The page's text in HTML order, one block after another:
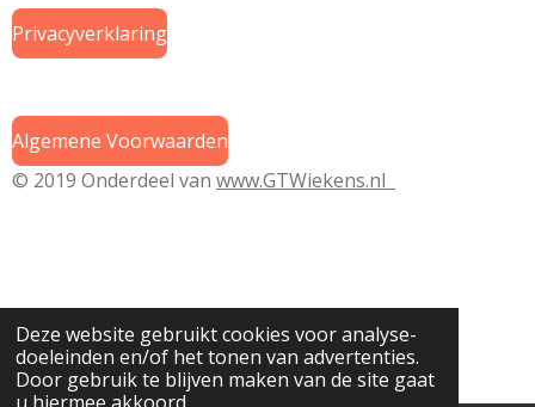
Deze website gebruikt cookies voor analyse-
doeleinden en/of het tonen van advertenties.
Door gebruik te blijven maken van de site gaat
Privacyverklaring
Algemene Voorwaarden
© 2019 Onderdeel van www.GTWiekens.nl